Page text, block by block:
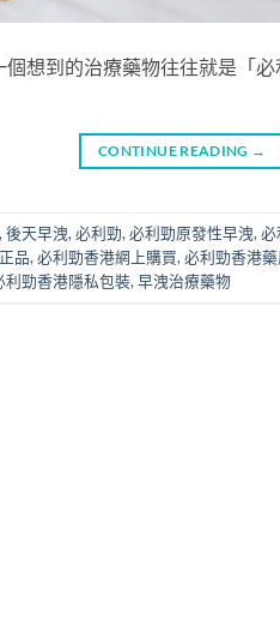
想到的治療藥物往往就是「
CONTINUE READING →
,後天早洩,必利勁,必利勁原發性早洩,必
品,必利勁香港網上購買,必利勁香港藥
利勁香港隱私包裝,早洩治療藥物